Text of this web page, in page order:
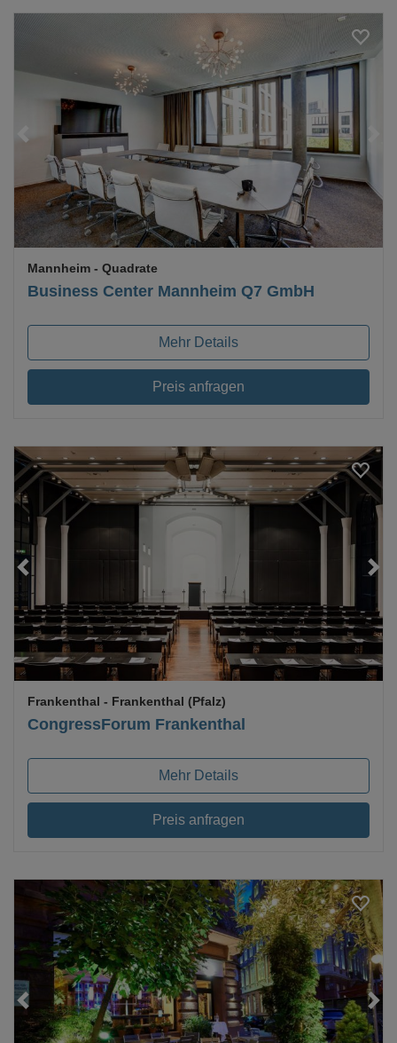
Business Center Mannheim Q7 GmbH
Mannheim - Quadrate
Mehr Details
Preis anfragen
CongressForum Frankenthal
Frankenthal - Frankenthal (Pfalz)
Mehr Details
Preis anfragen
Loading...